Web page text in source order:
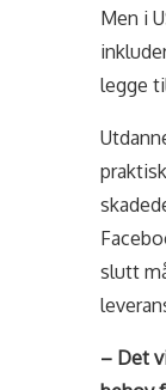
Men i
legge
slutt
– Det